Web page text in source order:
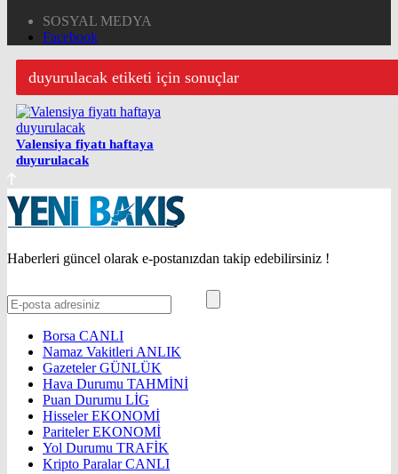
SOSYAL MEDYA
Facebook
duyurulacak etiketi için sonuçlar
Valensiya fiyatı haftaya
duyurulacak
Haberleri güncel olarak e-postanızdan takip edebilirsiniz !
Borsa CANLI
Namaz VakitleriANLIK
GazetelerGÜNLÜK
Hava Durumu TAHMİNİ
Puan Durumu LİG
HisselerEKONOMİ
ParitelerEKONOMİ
Yol Durumu TRAFİK
Kripto ParalarCANLI